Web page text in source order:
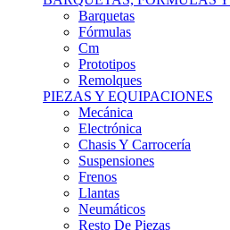
Fórmulas
Cm
Prototipos
Remolques
PIEZAS Y EQUIPACIONES
Mecánica
Electrónica
Chasis Y Carrocería
Suspensiones
Frenos
Llantas
Neumáticos
Resto De Piezas
ANUNCIOS DE COMPRA